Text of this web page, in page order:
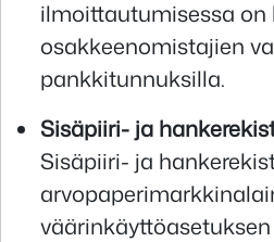
ilmoittautumisessa on
osakkeenomistajien
pankkitunnuksilla.
Sisäpiiri- ja
Sisäpiiri- ja